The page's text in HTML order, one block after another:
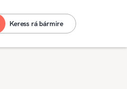
Keress rá bármire